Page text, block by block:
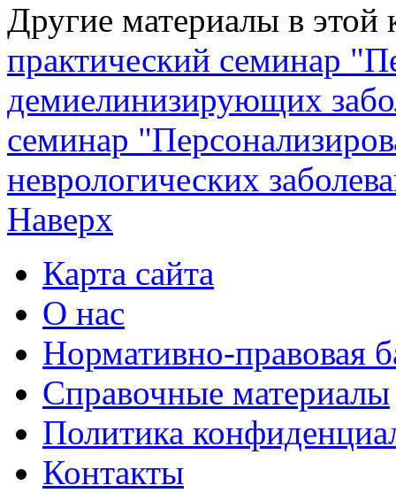
Другие материалы в этой
практический семинар
демиелинизирующих
семинар
неврологических
Наверх
Карта сайта
О нас
Нормативно-правовая
Справочные материалы
Политика
Контакты